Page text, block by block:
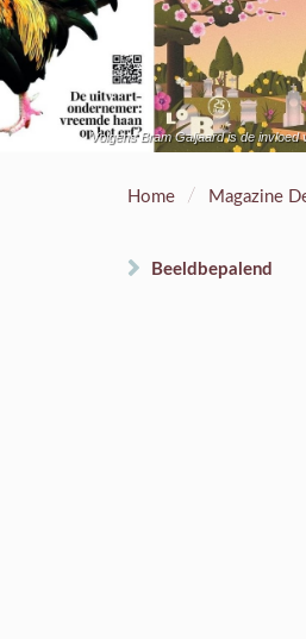
Volgens Bram Galjaard is de
Home / Magazine
Beeldbepalend